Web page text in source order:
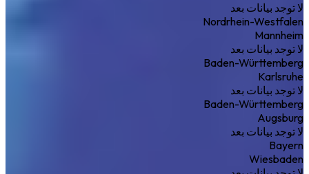
لا توجد بيانات بعد
Nordrhein-Westfalen
Mannheim
لا توجد بيانات بعد
Baden-Württemberg
Karlsruhe
لا توجد بيانات بعد
Baden-Württemberg
Augsburg
لا توجد بيانات بعد
Bayern
Wiesbaden